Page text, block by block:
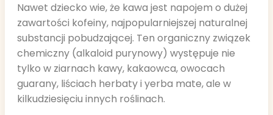
Nawet dziecko wie, że kawa jest napojem o dużej
zawartości kofeiny, najpopularniejszej naturalnej
substancji pobudzającej. Ten organiczny związek
chemiczny (alkaloid purynowy) występuje nie
tylko w ziarnach kawy, kakaowca, owocach
guarany, liściach herbaty i yerba mate, ale w
kilkudziesięciu innych roślinach.